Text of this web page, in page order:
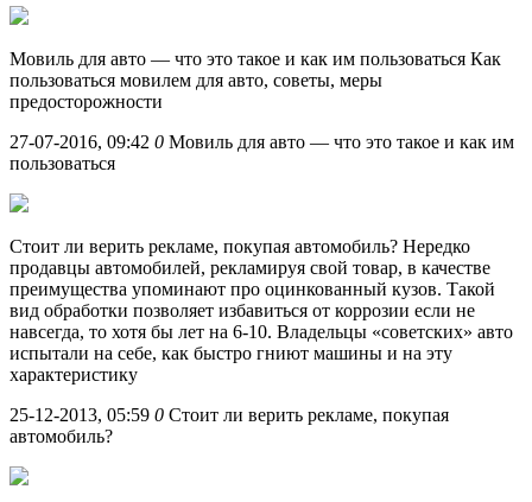
Мовиль для авто — что это такое и как им пользоваться Как
пользоваться мовилем для авто, советы, меры
предосторожности
27-07-2016, 09:42 0 Мовиль для авто — что это такое и как им
пользоваться
Стоит ли верить рекламе, покупая автомобиль? Нередко
продавцы автомобилей, рекламируя свой товар, в качестве
преимущества упоминают про оцинкованный кузов. Такой
вид обработки позволяет избавиться от коррозии если не
навсегда, то хотя бы лет на 6-10. Владельцы «советских» авто
испытали на себе, как быстро гниют машины и на эту
характеристику
25-12-2013, 05:59 0 Стоит ли верить рекламе, покупая
автомобиль?